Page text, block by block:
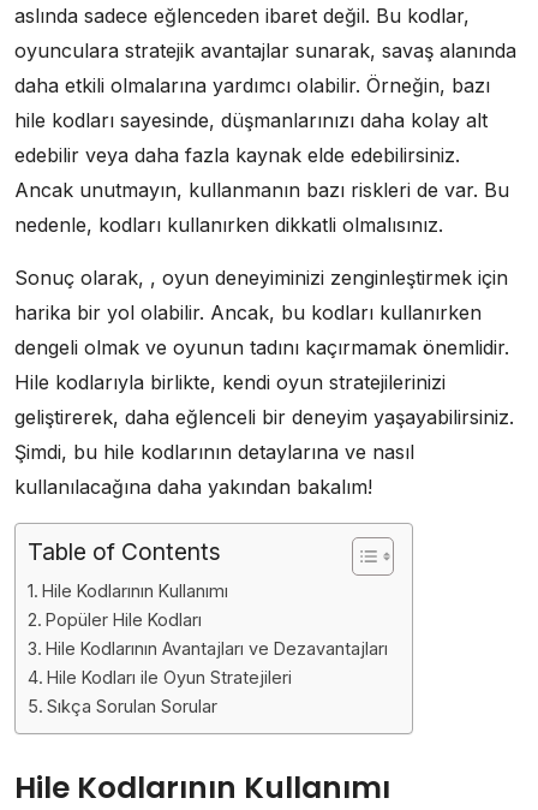
aslında sadece eğlenceden ibaret değil. Bu kodlar,
oyunculara stratejik avantajlar sunarak, savaş alanında
daha etkili olmalarına yardımcı olabilir. Örneğin, bazı
hile kodları sayesinde, düşmanlarınızı daha kolay alt
edebilir veya daha fazla kaynak elde edebilirsiniz.
Ancak unutmayın, kullanmanın bazı riskleri de var. Bu
nedenle, kodları kullanırken dikkatli olmalısınız.
Sonuç olarak, , oyun deneyiminizi zenginleştirmek için
harika bir yol olabilir. Ancak, bu kodları kullanırken
dengeli olmak ve oyunun tadını kaçırmamak önemlidir.
Hile kodlarıyla birlikte, kendi oyun stratejilerinizi
geliştirerek, daha eğlenceli bir deneyim yaşayabilirsiniz.
Şimdi, bu hile kodlarının detaylarına ve nasıl
kullanılacağına daha yakından bakalım!
Table of Contents
Hile Kodlarının Kullanımı
Popüler Hile Kodları
Hile Kodlarının Avantajları ve Dezavantajları
Hile Kodları ile Oyun Stratejileri
Sıkça Sorulan Sorular
Hile Kodlarının Kullanımı